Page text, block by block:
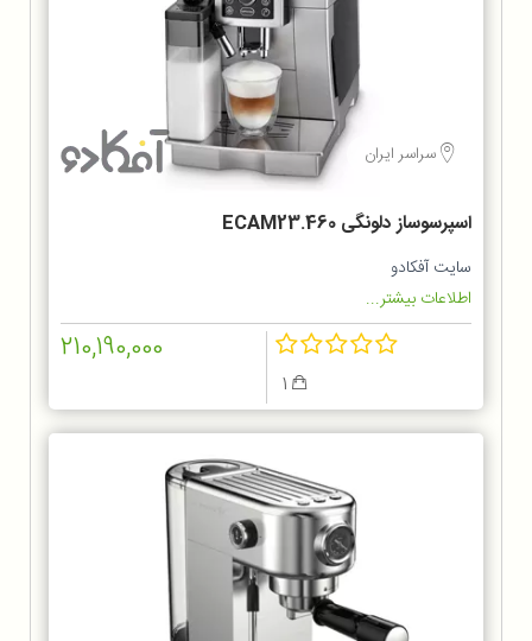
سراسر ایران
اسپرسوساز دلونگی ECAM23.460
سایت آفکادو
اطلاعات بیشتر...
210,190,000